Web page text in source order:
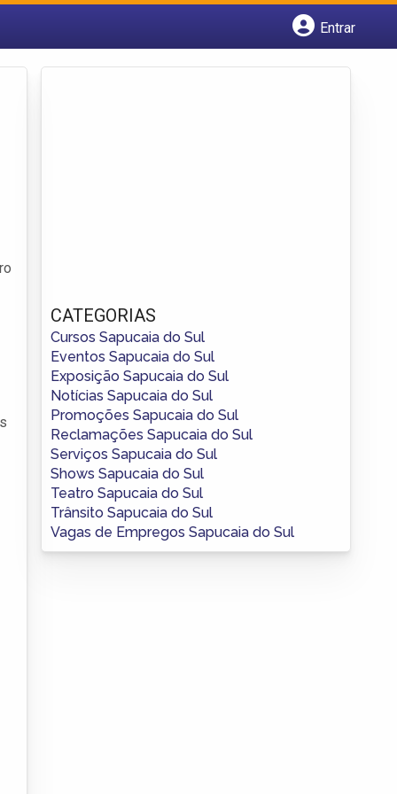
Entrar
CATEGORIAS
Cursos Sapucaia do Sul
Eventos Sapucaia do Sul
Exposição Sapucaia do Sul
Notícias Sapucaia do Sul
Promoções Sapucaia do Sul
Reclamações Sapucaia do Sul
Serviços Sapucaia do Sul
Shows Sapucaia do Sul
Teatro Sapucaia do Sul
Trânsito Sapucaia do Sul
Vagas de Empregos Sapucaia do Sul